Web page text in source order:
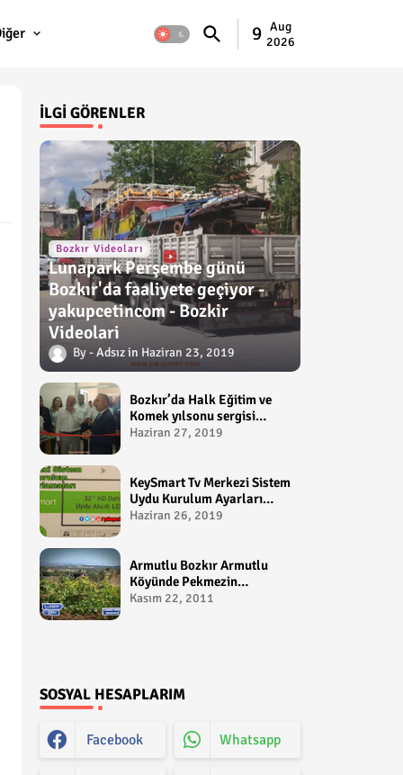
9 Aug
2026
İLGI GÖRENLER
Bozkır Videoları
Lunapark Perşembe günü
Bozkır'da faaliyete geçiyor -
yakupcetincom - Bozkir
Videolari
Adsız Haziran 23, 2019
Bozkır’da Halk Eğitim ve
Komek yılsonu sergisi
gerçekleştirildi-
Haziran 27, 2019
KeySmart Tv Merkezi Sistem
Uydu Kurulum Ayarları
Video anlatım -
Haziran 26, 2019
Armutlu Bozkır Armutlu
Köyünde Pekmezin
Hikayesi:Gezen Bilir Kontv
Kasım 22, 2011
SOSYAL HESAPLARIM
Facebook Whatsapp